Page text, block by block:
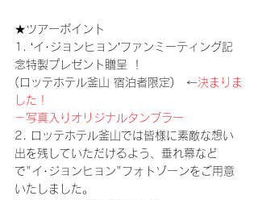
★ツアーポイント
1. ‘イ･ジョンヒョン’ファンミーティング記
念特製プレゼント贈呈 ！
(ロッテホテル釜山 宿泊者限定)　←決まりま
した！
－写真入りオリジナルタンブラー
2. ロッテホテル釜山では皆様に素敵な想い
出を残していただけるよう、垂れ幕など
で"イ･ジョンヒョン"フォトゾーンをご用意
いたしました。